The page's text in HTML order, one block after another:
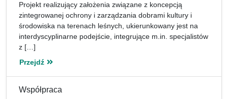
Projekt realizujący założenia związane z koncepcją
zintegrowanej ochrony i zarządzania dobrami kultury i
środowiska na terenach leśnych, ukierunkowany jest na
interdyscyplinarne podejście, integrujące m.in. specjalistów
z […]
Przejdź
Współpraca